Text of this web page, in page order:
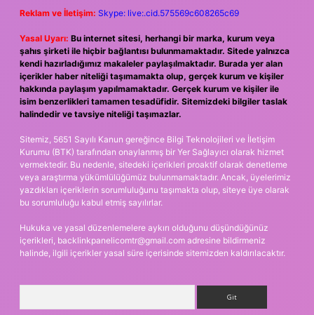
Reklam ve İletişim: Skype: live:.cid.575569c608265c69
Yasal Uyarı: Bu internet sitesi, herhangi bir marka, kurum veya
şahıs şirketi ile hiçbir bağlantısı bulunmamaktadır. Sitede yalnızca
kendi hazırladığımız makaleler paylaşılmaktadır. Burada yer alan
içerikler haber niteliği taşımamakta olup, gerçek kurum ve kişiler
hakkında paylaşım yapılmamaktadır. Gerçek kurum ve kişiler ile
isim benzerlikleri tamamen tesadüfidir. Sitemizdeki bilgiler taslak
halindedir ve tavsiye niteliği taşımazlar.
Sitemiz, 5651 Sayılı Kanun gereğince Bilgi Teknolojileri ve İletişim
Kurumu (BTK) tarafından onaylanmış bir Yer Sağlayıcı olarak hizmet
vermektedir. Bu nedenle, sitedeki içerikleri proaktif olarak denetleme
veya araştırma yükümlülüğümüz bulunmamaktadır. Ancak, üyelerimiz
yazdıkları içeriklerin sorumluluğunu taşımakta olup, siteye üye olarak
bu sorumluluğu kabul etmiş sayılırlar.
Hukuka ve yasal düzenlemelere aykırı olduğunu düşündüğünüz
içerikleri, backlinkpanelicomtr@gmail.com adresine bildirmeniz
halinde, ilgili içerikler yasal süre içerisinde sitemizden kaldırılacaktır.